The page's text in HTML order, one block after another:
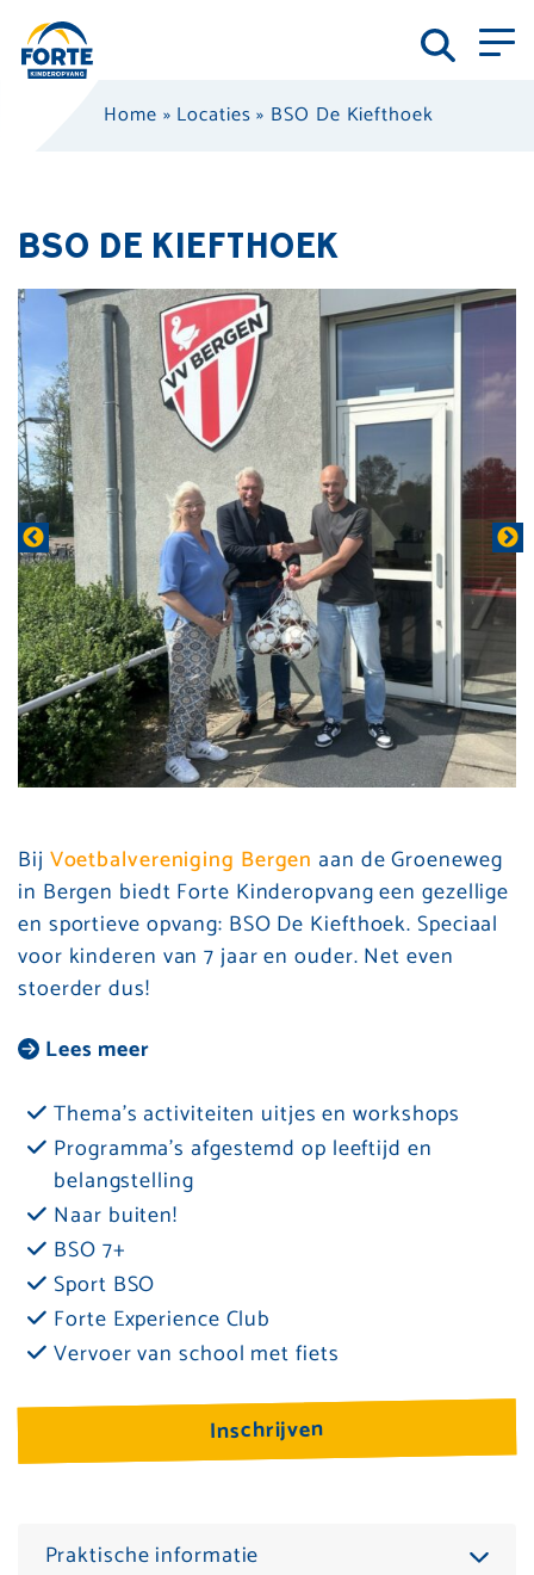
Home » Locaties» BSO De Kiefthoek
BSO DE KIEFTHOEK
Bij Voetbalvereniging Bergen aan de Groeneweg
in Bergen biedt Forte Kinderopvang een gezellige
en sportieve opvang: BSO De Kiefthoek. Speciaal
voor kinderen van 7 jaar en ouder. Net even
stoerder dus!
Lees meer
Thema’s activiteiten uitjes en workshops
Programma's afgestemd op leeftijd en
belangstelling
Naar buiten!
BSO 7+
Sport BSO
Forte Experience Club
Vervoer van school met fiets
Inschrijven
Praktische informatie